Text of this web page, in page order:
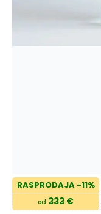
RASPRODAJA -11%
od 333 €